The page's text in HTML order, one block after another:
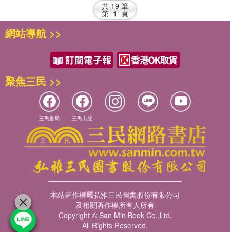
共 19 筆
第 1 頁
網站導航 >>
聚焦三民 >>
三民書局 三民出版
本站著作權屬弘雅三民圖書股份有限公司
及相關著作權所有人所有
Copyright © San Min Book Co.,Ltd.
All Rights Reserved.